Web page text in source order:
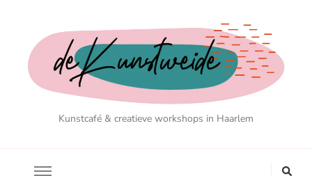
Kunstcafé & creatieve workshops in Haarlem